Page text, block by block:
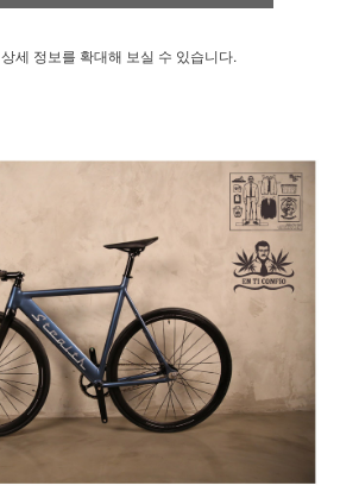
상세 정보를 확대해 보실 수 있습니다.